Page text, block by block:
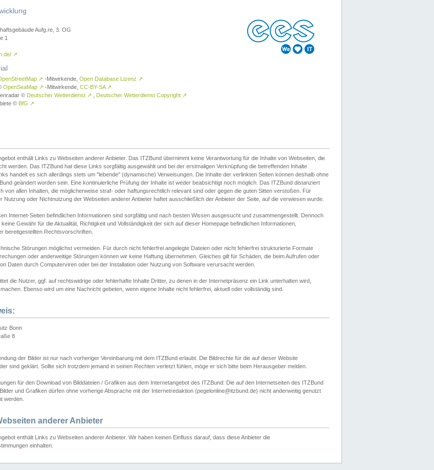
Aufg.re, 3. OG
1
↗
↗ -Mitwirkende, Open Database Lizenz ↗
OpenSeaMap ↗ -Mitwirkende, CC-BY-SA ↗
© Deutscher Wetterdienst ↗ Deutscher Wetterdienst Copyright ↗
© BfG ↗
enthält Links zu Webseiten anderer Anbieter. Das ITZBund übernimmt keine Verantwortung für die Inhalte von Webseiten, die
werden. Das ITZBund hat diese Links sorgfältig ausgewählt und bei der erstmaligen Verknüpfung die betreffenden Inhalte
handelt es sich allerdings stets um "lebende" (dynamische) Verweisungen. Die Inhalte der verlinkten Seiten können deshalb ohne
geändert worden sein. Eine kontinuierliche Prüfung der Inhalte ist weder beabsichtigt noch möglich. Das ITZBund distanziert
von allen Inhalten, die möglicherweise straf- oder haftungsrechtlich relevant sind oder gegen die guten Sitten verstoßen. Für
Nutzung oder Nichtnutzung der Webseiten anderer Anbieter haftet ausschließlich der Anbieter der Seite, auf die verwiesen wurde.
Internet-Seiten befindlichen Informationen sind sorgfältig und nach besten Wissen ausgesucht und zusammengestellt. Dennoch
Gewähr für die Aktualität, Richtigkeit und Vollständigkeit der sich auf dieser Homepage befindlichen Informationen,
bereitgestellten Rechtsvorschriften.
Störungen möglichst vermeiden. Für durch nicht fehlerfrei angelegte Dateien oder nicht fehlerfrei strukturierte Formate
oder anderweitige Störungen können wir keine Haftung übernehmen. Gleiches gilt für Schäden, die beim Aufrufen oder
Daten durch Computerviren oder bei der Installation oder Nutzung von Software verursacht werden.
die Nutzer, ggf. auf rechtswidrige oder fehlerhafte Inhalte Dritter, zu denen in der Internetpräsenz ein Link unterhalten wird,
Ebenso wird um eine Nachricht gebeten, wenn eigene Inhalte nicht fehlerfrei, aktuell oder vollständig sind.
Bonn
8
der Bilder ist nur nach vorheriger Vereinbarung mit dem ITZBund erlaubt. Die Bildrechte für die auf dieser Website
sind geklärt. Sollte sich trotzdem jemand in seinen Rechten verletzt fühlen, möge er sich bitte beim Herausgeber melden.
für den Download von Bilddateien / Grafiken aus dem Internetangebot des ITZBund: Die auf den Internetseiten des ITZBund
und Grafiken dürfen ohne vorherige Absprache mit der Internetredaktion (pegelonline@itzbund.de) nicht anderweitig genutzt
werden.
anderer Anbieter
enthält Links zu Webseiten anderer Anbieter. Wir haben keinen Einfluss darauf, dass diese Anbieter die
einhalten.